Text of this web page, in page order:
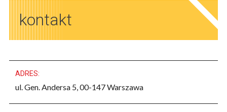
kontakt
treści
ADRES:
ul. Gen. Andersa 5, 00-147 Warszawa